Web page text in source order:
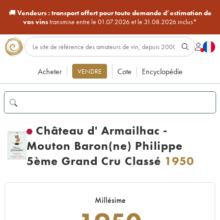
🚚Vendeurs : transport offert pour toute demande d’estimation de
vos vinstransmise entre le 01.07.2026 et le 31.08.2026 inclus*
Acheter VENDRE Cote Encyclopédie
Château d' Armailhac -
Mouton Baron(ne) Philippe
5ème Grand Cru Classé 1950
Millésime